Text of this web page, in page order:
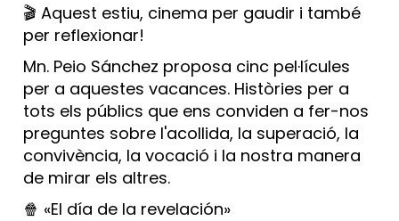
🎬 Aquest estiu, cinema per gaudir i també
per reflexionar!
Mn. Peio Sánchez proposa cinc pel·lícules
per a aquestes vacances. Històries per a
tots els públics que ens conviden a fer-nos
preguntes sobre l'acollida, la superació, la
convivència, la vocació i la nostra manera
de mirar els altres.
🍿 «El día de la revelación»